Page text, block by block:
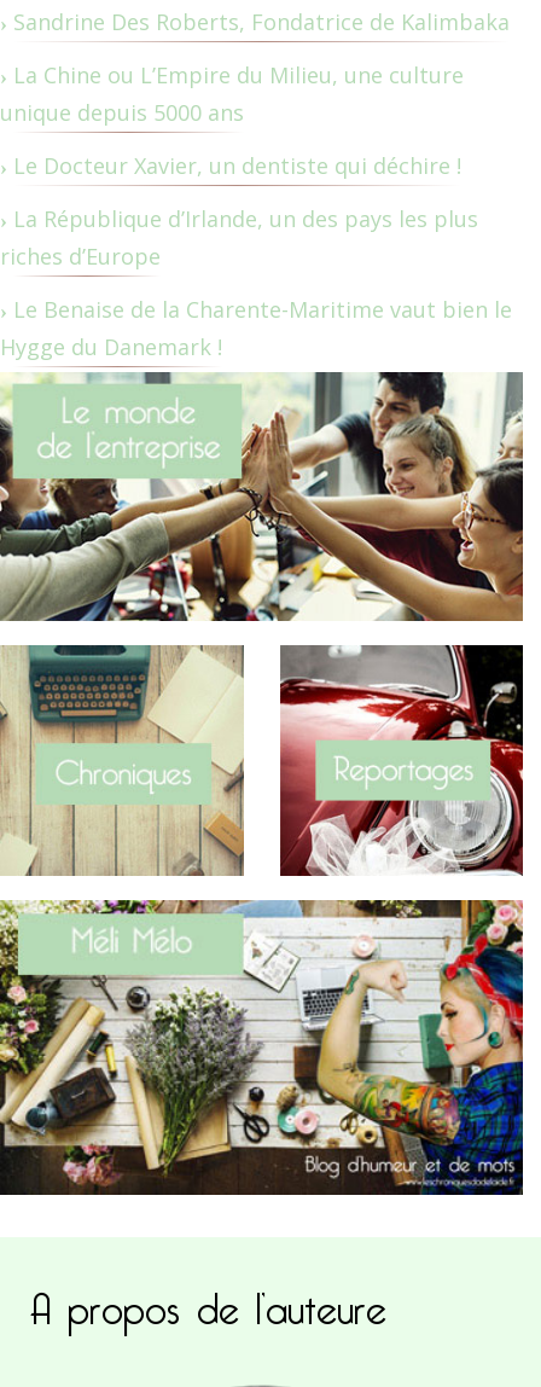
Sandrine Des Roberts, Fondatrice de Kalimbaka
La Chine ou L’Empire du Milieu, une culture
unique depuis 5000 ans
Le Docteur Xavier, un dentiste qui déchire !
La République d’Irlande, un des pays les plus
riches d’Europe
Le Benaise de la Charente-Maritime vaut bien le
Hygge du Danemark !
A propos de l’auteure